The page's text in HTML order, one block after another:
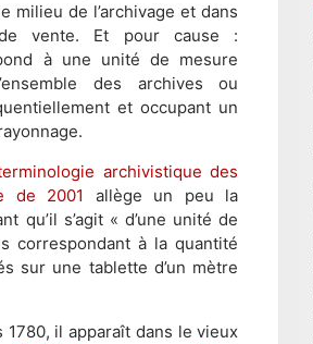
milieu de l’archivage et dans
vente. Et pour cause :
à une unité de mesure
des archives ou
et occupant un
archivistique des
de 2001
allège un peu la
qu’il s’agit « d’une unité de
correspondant à la quantité
sur une tablette d’un mètre
1780, il apparaît dans le vieux